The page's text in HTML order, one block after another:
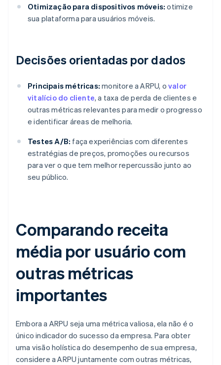
Otimização para dispositivos móveis: otimize
sua plataforma para usuários móveis.
Decisões orientadas por dados
Principais métricas: monitore a ARPU, o valor
vitalício do cliente, a taxa de perda de clientes e
outras métricas relevantes para medir o progresso
e identificar áreas de melhoria.
Testes A/B: faça experiências com diferentes
estratégias de preços, promoções ou recursos
para ver o que tem melhor repercussão junto ao
seu público.
Comparando receita
média por usuário com
outras métricas
importantes
Embora a ARPU seja uma métrica valiosa, ela não é o
único indicador do sucesso da empresa. Para obter
uma visão holística do desempenho de sua empresa,
considere a ARPU juntamente com outras métricas,